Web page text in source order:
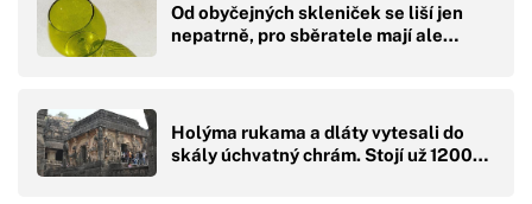
Od obyčejných skleniček se liší jen
nepatrně, pro sběratele mají ale…
Holýma rukama a dláty vytesali do
skály úchvatný chrám. Stojí už 1200…